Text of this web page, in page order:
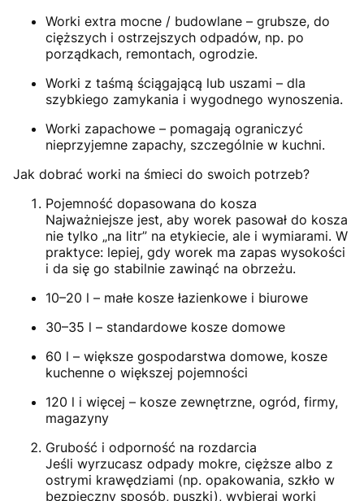
Worki extra mocne / budowlane – grubsze, do
cięższych i ostrzejszych odpadów, np. po
porządkach, remontach, ogrodzie.
Worki z taśmą ściągającą lub uszami – dla
szybkiego zamykania i wygodnego wynoszenia.
Worki zapachowe – pomagają ograniczyć
nieprzyjemne zapachy, szczególnie w kuchni.
Jak dobrać worki na śmieci do swoich potrzeb?
Pojemność dopasowana do kosza
Najważniejsze jest, aby worek pasował do kosza
nie tylko „na litr” na etykiecie, ale i wymiarami. W
praktyce: lepiej, gdy worek ma zapas wysokości
i da się go stabilnie zawinąć na obrzeżu.
10–20 l – małe kosze łazienkowe i biurowe
30–35 l – standardowe kosze domowe
60 l – większe gospodarstwa domowe, kosze
kuchenne o większej pojemności
120 l i więcej – kosze zewnętrzne, ogród, firmy,
magazyny
Grubość i odporność na rozdarcia
Jeśli wyrzucasz odpady mokre, cięższe albo z
ostrymi krawędziami (np. opakowania, szkło w
bezpieczny sposób, puszki), wybieraj worki